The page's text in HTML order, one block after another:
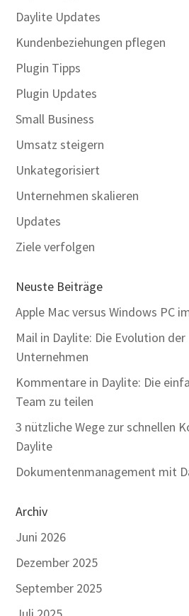
Daylite Updates
Kundenbeziehungen pflegen
Plugin Tipps
Plugin Updates
Small Business
Umsatz steigern
Unkategorisiert
Unternehmen skalieren
Updates
Ziele verfolgen
Neuste Beiträge
Apple Mac versus Windows PC
Mail in Daylite: Die Evolution
Unternehmen
Kommentare in Daylite: Die
Team zu teilen
3 nützliche Wege zur schnellen
Daylite
Dokumentenmanagement mit
Archiv
Juni 2026
Dezember 2025
September 2025